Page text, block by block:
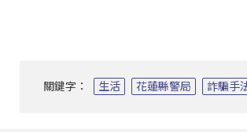
關鍵字： 生活 花蓮縣警局 詐騙手